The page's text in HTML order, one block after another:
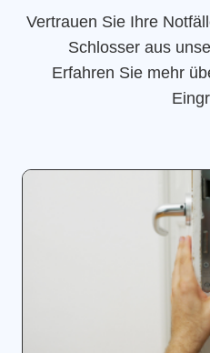
Vertrauen Sie Ihre
Schlosser aus
Erfahren Sie mehr